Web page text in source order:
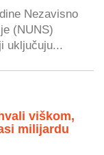
Nezavisno
(NUNS)
uključuju...
viškom,
milijardu